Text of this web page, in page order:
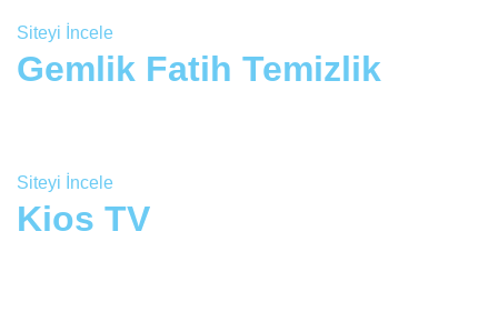
Siteyi İncele
Gemlik Fatih Temizlik
Siteyi İncele
Kios TV